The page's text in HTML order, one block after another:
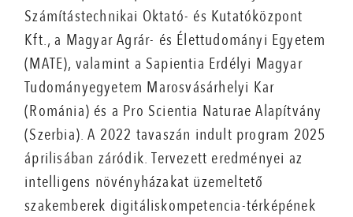
Számítástechnikai Oktató- és Kutatóközpont
Kft., a Magyar Agrár- és Élettudományi Egyetem
(MATE), valamint a Sapientia Erdélyi Magyar
Tudományegyetem Marosvásárhelyi Kar
(Románia) és a Pro Scientia Naturae Alapítvány
(Szerbia). A 2022 tavaszán indult program 2025
áprilisában záródik. Tervezett eredményei az
intelligens növényházakat üzemeltető
szakemberek digitáliskompetencia-térképének